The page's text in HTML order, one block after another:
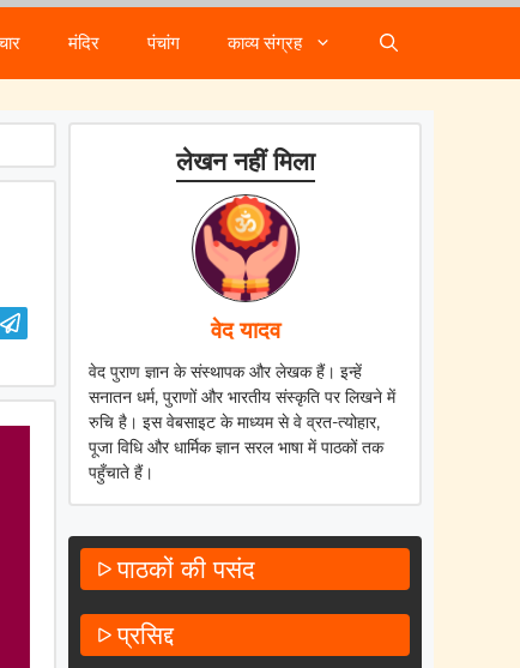
मंदिर पंचांग काव्य संग्रह
लेखन नहीं मिला
वेद यादव
वेद पुराण ज्ञान के संस्थापक और लेखक हैं। इन्हें
सनातन धर्म, पुराणों और भारतीय संस्कृति पर लिखने में
रुचि है। इस वेबसाइट के माध्यम से वे व्रत-त्योहार,
पूजा विधि और धार्मिक ज्ञान सरल भाषा में पाठकों तक
पहुँचाते हैं।
पाठकों की पसंद
प्रसिद्द